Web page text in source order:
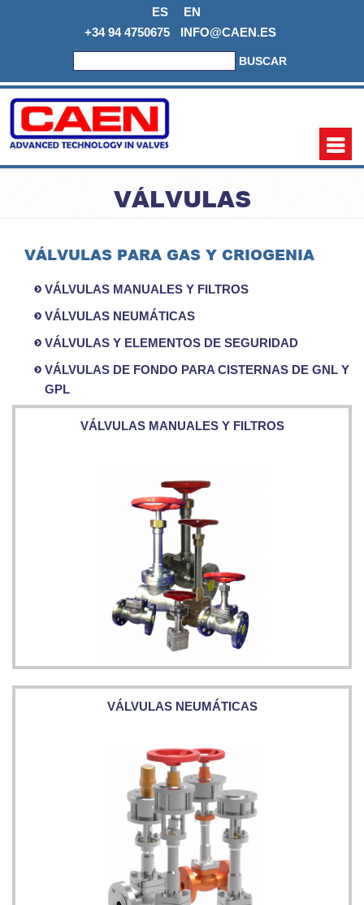
ES
EN
+34 94 4750675
INFO@CAEN.ES
BUSCAR
VÁLVULAS
VÁLVULAS PARA GAS Y CRIOGENIA
VÁLVULAS MANUALES Y FILTROS
VÁLVULAS NEUMÁTICAS
VÁLVULAS Y ELEMENTOS DE SEGURIDAD
VÁLVULAS DE FONDO PARA CISTERNAS DE GNL Y
GPL
VÁLVULAS MANUALES Y FILTROS
VÁLVULAS NEUMÁTICAS
VÁLVULAS MANUALES Y FILTROS
VÁLVULAS NEUMÁTICAS
VÁLVULAS Y ELEMENTOS DE SEGURIDAD
VÁLVULAS DE FONDO PARA CISTERNAS DE GNL Y